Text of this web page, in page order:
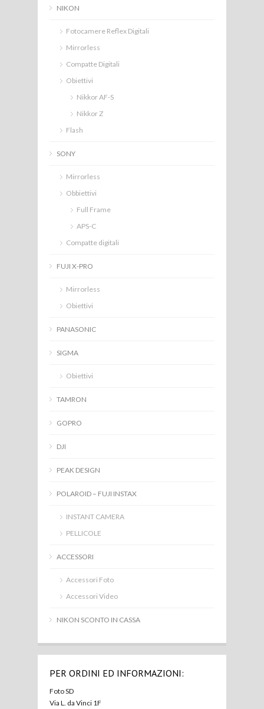
NIKON
Fotocamere Reflex Digitali
Mirrorless
Compatte Digitali
Obiettivi
Nikkor AF-S
Nikkor Z
Flash
SONY
Mirrorless
Obbiettivi
Full Frame
APS-C
Compatte digitali
FUJI X-PRO
Mirrorless
Obiettivi
PANASONIC
SIGMA
Obiettivi
TAMRON
GOPRO
DJI
PEAK DESIGN
POLAROID – FUJI INSTAX
INSTANT CAMERA
PELLICOLE
ACCESSORI
Accessori Foto
Accessori Video
NIKON SCONTO IN CASSA
PER ORDINI ED INFORMAZIONI:
Foto SD
Via L. da Vinci 1F